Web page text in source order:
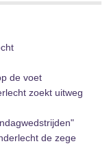
de voet
zoekt uitweg
de zege